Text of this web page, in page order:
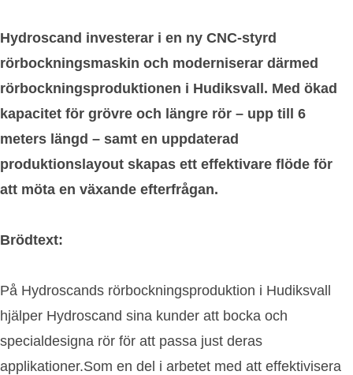
Hydroscand investerar i en ny CNC-styrd
rörbockningsmaskin och moderniserar därmed
rörbockningsproduktionen i Hudiksvall. Med ökad
kapacitet för grövre och längre rör – upp till 6
meters längd – samt en uppdaterad
produktionslayout skapas ett effektivare flöde för
att möta en växande efterfrågan.
Brödtext:
På Hydroscands rörbockningsproduktion i Hudiksvall
hjälper Hydroscand sina kunder att bocka och
specialdesigna rör för att passa just deras
applikationer.Som en del i arbetet med att effektivisera